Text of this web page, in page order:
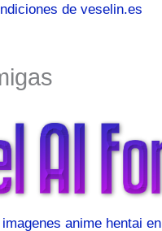
de veselin.es